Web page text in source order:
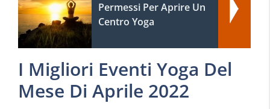
Permessi Per Aprire Un
Centro Yoga
I Migliori Eventi Yoga Del
Mese Di Aprile 2022